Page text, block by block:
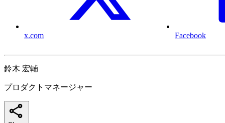
x.com Facebook
鈴木 宏輔
プロダクトマネージャー